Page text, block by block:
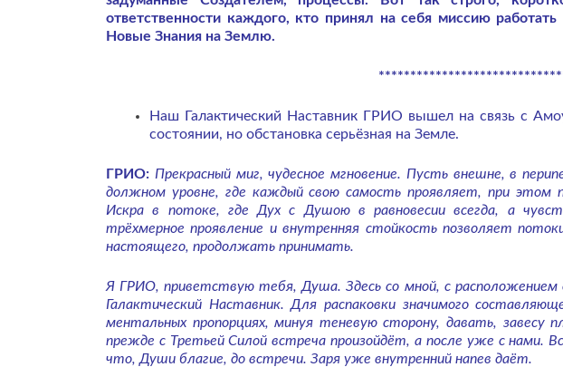
ответственности каждого, кто принял на себя миссию
Новые Знания на Землю.
Наш Галактический Наставник ГРИО вышел на связь с
состоянии, но обстановка серьёзная на Земле.
ГРИО: Прекрасный миг, чудесное мгновение. Пусть внешне, в
должном уровне, где каждый свою самость проявляет, при этом
Искра в потоке, где Дух с Душою в равновесии всегда, а
трёхмерное проявление и внутренняя стойкость позволяет
настоящего, продолжать принимать.
Я ГРИО, приветствую тебя, Душа. Здесь со мной, с расположением
Галактический Наставник. Для распаковки значимого
ментальных пропорциях, минуя теневую сторону, давать,
прежде с Третьей Силой встреча произойдёт, а после уже с нами.
что, Души благие, до встречи. Заря уже внутренний напев даёт.